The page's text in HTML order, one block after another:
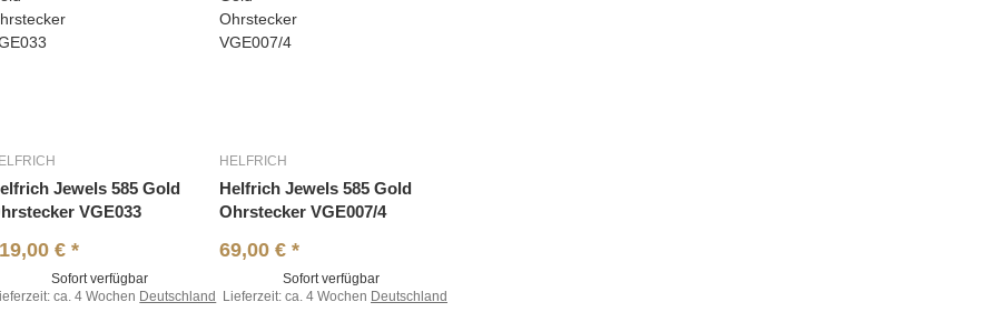
Jewels 585 Gold
VGE033
€*
Sofort verfügbar
ca. 4 Wochen Deutschland
HELFRICH
Helfrich Jewels 585 Gold
Ohrstecker VGE007/4
69,00 €*
Sofort verfügbar
Lieferzeit:ca. 4 Wochen Deutschland